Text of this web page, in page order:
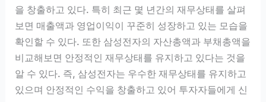
을 창출하고 있다. 특히 최근 몇 년간의 재무상태를 살펴
보면 매출액과 영업이익이 꾸준히 성장하고 있는 모습을
확인할 수 있다. 또한 삼성전자의 자산총액과 부채총액을
비교해보면 안정적인 재무상태를 유지하고 있다는 것을
알 수 있다. 즉, 삼성전자는 우수한 재무상태를 유지하고
있으며 안정적인 수익을 창출하고 있어 투자자들에게 신